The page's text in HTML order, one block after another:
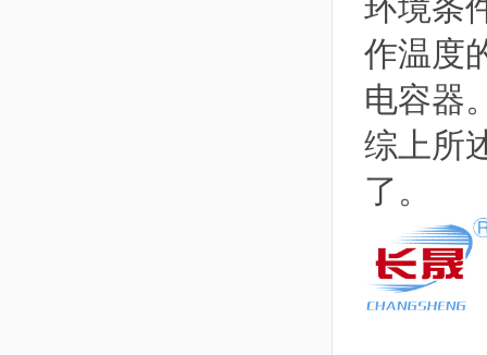
环境条
作温度
电容器
综上所
了。